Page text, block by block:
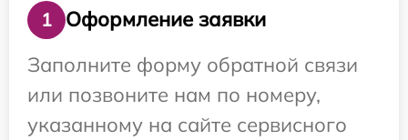
1
Оформление заявки
Заполните форму обратной связи
или позвоните нам по номеру,
указанному на сайте сервисного